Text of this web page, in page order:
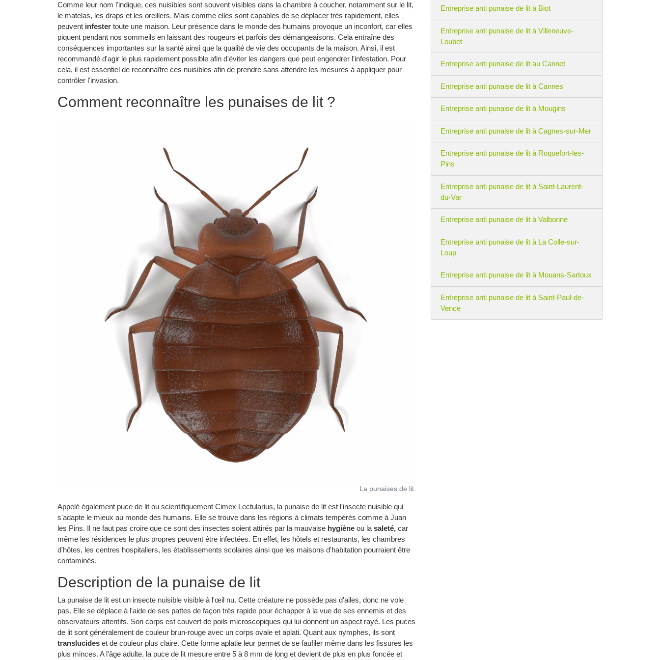
Comme leur nom l'indique, ces nuisibles sont souvent visibles dans la chambre à coucher, notamment sur le lit,
le matelas, les draps et les oreillers. Mais comme elles sont capables de se déplacer très rapidement, elles
peuvent infester toute une maison. Leur présence dans le monde des humains provoque un inconfort, car elles
piquent pendant nos sommeils en laissant des rougeurs et parfois des démangeaisons. Cela entraîne des
conséquences importantes sur la santé ainsi que la qualité de vie des occupants de la maison. Ainsi, il est
recommandé d'agir le plus rapidement possible afin d'éviter les dangers que peut engendrer l'infestation. Pour
cela, il est essentiel de reconnaître ces nuisibles afin de prendre sans attendre les mesures à appliquer pour
contrôler l'invasion.
Comment reconnaître les punaises de lit ?
La punaises de lit.
Appelé également puce de lit ou scientifiquement Cimex Lectularius, la punaise de lit est l'insecte nuisible qui
s'adapte le mieux au monde des humains. Elle se trouve dans les régions à climats tempérés comme à Juan
les Pins. Il ne faut pas croire que ce sont des insectes soient attirés par la mauvaise hygiène ou la saleté, car
même les résidences le plus propres peuvent être infectées. En effet, les hôtels et restaurants, les chambres
d'hôtes, les centres hospitaliers, les établissements scolaires ainsi que les maisons d'habitation pourraient être
contaminés.
Description de la punaise de lit
La punaise de lit est un insecte nuisible visible à l'œil nu. Cette créature ne possède pas d'ailes, donc ne vole
pas. Elle se déplace à l'aide de ses pattes de façon très rapide pour échapper à la vue de ses ennemis et des
observateurs attentifs. Son corps est couvert de poils microscopiques qui lui donnent un aspect rayé. Les puces
de lit sont généralement de couleur brun-rouge avec un corps ovale et aplati. Quant aux nymphes, ils sont
translucides et de couleur plus claire. Cette forme aplatie leur permet de se faufiler même dans les fissures les
plus minces. A l'âge adulte, la puce de lit mesure entre 5 à 8 mm de long et devient de plus en plus foncée et
Entreprise anti punaise de lit à Biot
Entreprise anti punaise de lit à Villeneuve-
Loubet
Entreprise anti punaise de lit au Cannet
Entreprise anti punaise de lit à Cannes
Entreprise anti punaise de lit à Mougins
Entreprise anti punaise de lit à Cagnes-sur-Mer
Entreprise anti punaise de lit à Roquefort-les-
Pins
Entreprise anti punaise de lit à Saint-Laurent-
du-Var
Entreprise anti punaise de lit à Valbonne
Entreprise anti punaise de lit à La Colle-sur-
Loup
Entreprise anti punaise de lit à Mouans-Sartoux
Entreprise anti punaise de lit à Saint-Paul-de-
Vence